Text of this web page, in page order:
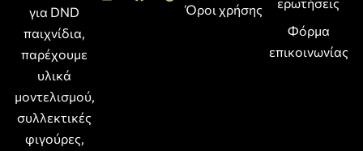
για DND
παιχνίδια,
παρέχουμε
υλικά
μοντελισμού,
συλλεκτικές
φιγούρες,
Όροι χρήσης
Φόρμα
επικοινωνίας